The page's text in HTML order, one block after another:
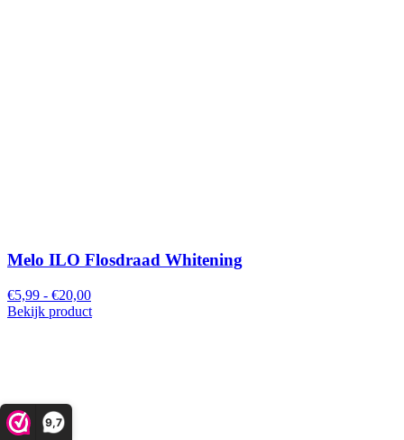
9,7
Melo ILO Flosdraad Whitening
€5,99 - €20,00
Bekijk product